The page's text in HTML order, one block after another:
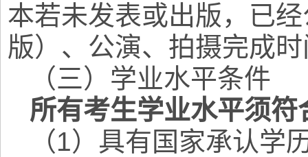
本若未发表或出版，已
版）、公演、拍摄完成
（三）学业水平条件
所有考生学业水平须
（1）具有国家承认学